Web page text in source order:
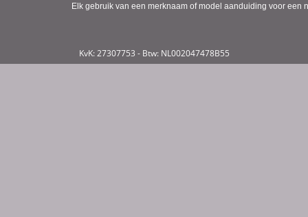
Elk gebruik van een merknaam of model aanduiding voor
KvK: 27307753 - Btw: NL002047478B55